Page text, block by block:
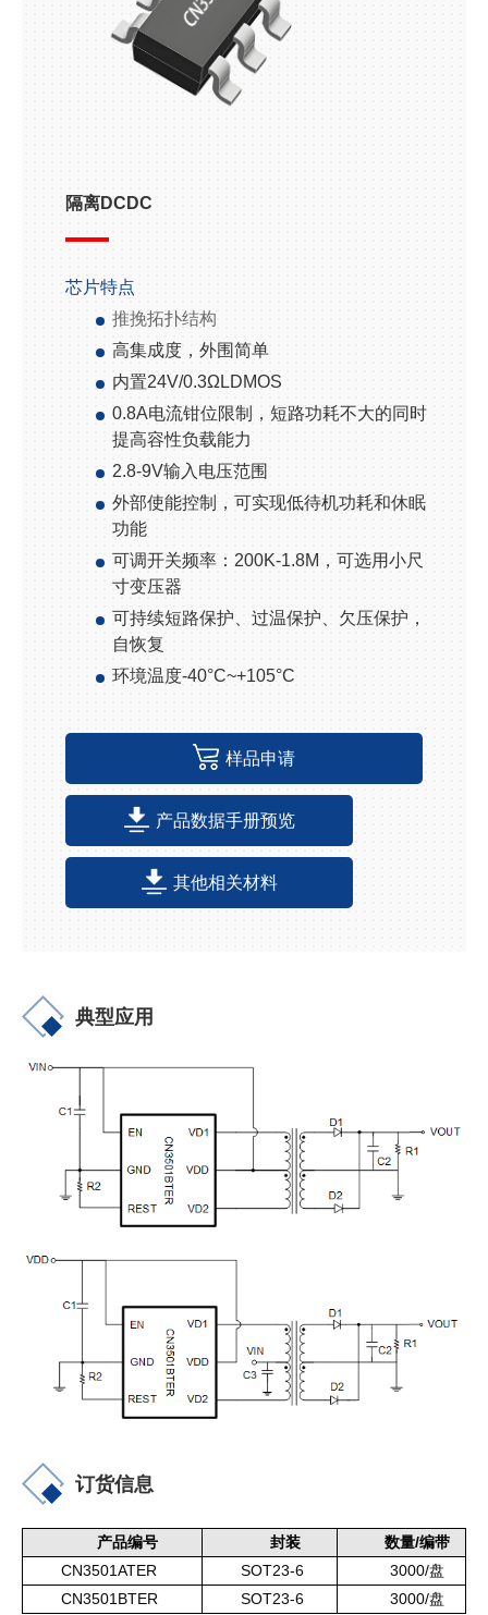
隔离DCDC
芯片特点
推挽拓扑结构
高集成度，外围简单
内置24V/0.3Ω LDMOS
0.8A电流钳位限制，短路功耗不大的同时
提高容性负载能力
2.8-9V输入电压范围
外部使能控制，可实现低待机功耗和休眠
功能
可调开关频率 ： 200K-1.8M ，可选用小尺
寸变压器
可持续短路保护、过温保护、欠压保护，
自恢复
环境温度-40°C~+105°C
样品申请
产品数据手册预览
其他相关材料
典型应用
订货信息
产品编号 封装 数量/编带
CN3501ATER SOT23-6 3000/盘
CN3501BTER SOT23-6 3000/盘